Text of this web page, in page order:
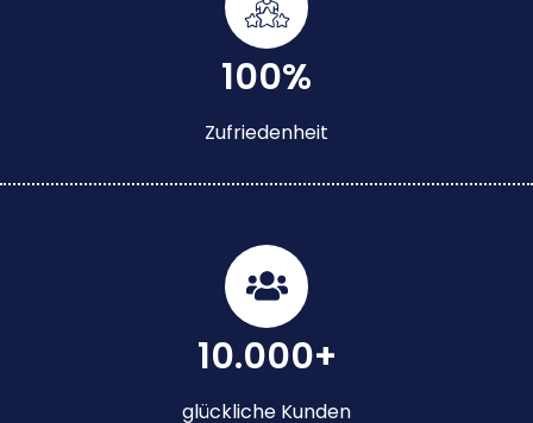
100%
Zufriedenheit
10.000+
glückliche Kunden